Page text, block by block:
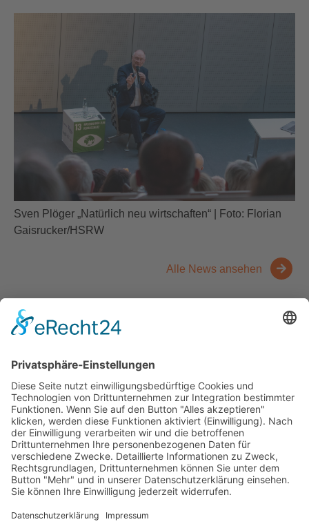
Sven Plöger „Natürlich neu wirtschaften“ | Foto: Florian
Gaisrucker/HSRW
Alle News ansehen
Kontakt Messen Zahlen und Fakten Downloads
Denken Sie Über uns